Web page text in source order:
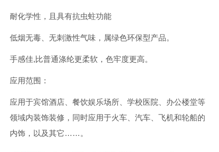
耐化学性，且具有抗虫蛀功能
低烟无毒、无刺激性气味，属绿色环保型产品。
手感佳,比普通涤纶更柔软，色牢度更高。
应用范围：
应用于宾馆酒店、餐饮娱乐场所、学校医院、办公楼堂等
领域内装饰装修，同时应用于火车、汽车、飞机和轮船的
内饰，以及其它……。